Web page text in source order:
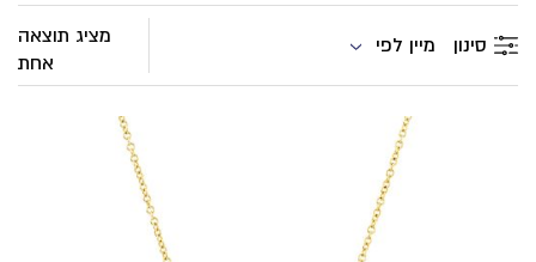
סינון מיין לפי
מציג תוצאה
אחת